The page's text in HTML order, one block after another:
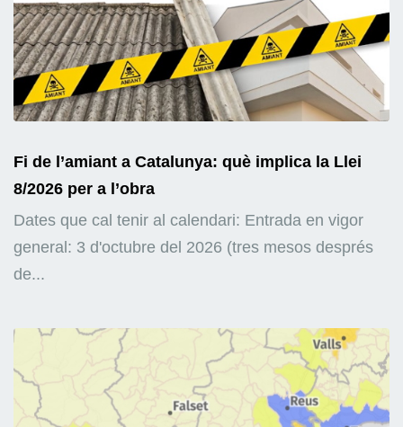
Fi de l’amiant a Catalunya: què implica la Llei
8/2026 per a l’obra
Dates que cal tenir al calendari: Entrada en vigor
general: 3 d'octubre del 2026 (tres mesos després
de...